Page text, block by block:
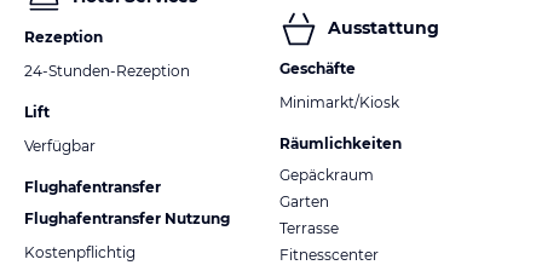
Rezeption
24-Stunden-Rezeption
Lift
Verfügbar
Flughafentransfer
Flughafentransfer Nutzung
Kostenpflichtig
Ausstattung
Geschäfte
Minimarkt/Kiosk
Räumlichkeiten
Gepäckraum
Garten
Terrasse
Fitnesscenter